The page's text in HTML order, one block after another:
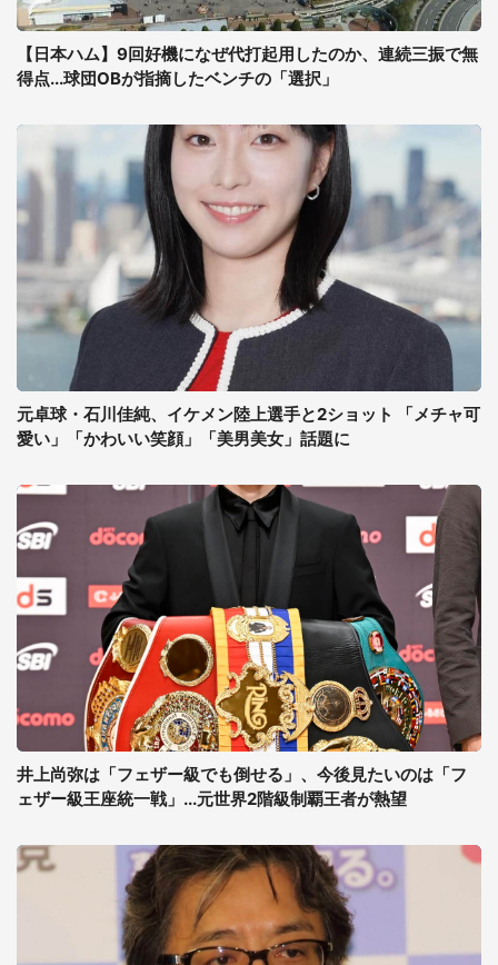
【日本ハム】9回好機になぜ代打起用したのか、連続三振で無
得点...球団OBが指摘したベンチの「選択」
元卓球・石川佳純、イケメン陸上選手と2ショット 「メチャ可
愛い」「かわいい笑顔」「美男美女」話題に
井上尚弥は「フェザー級でも倒せる」、今後見たいのは「フ
ェザー級王座統一戦」...元世界2階級制覇王者が熱望